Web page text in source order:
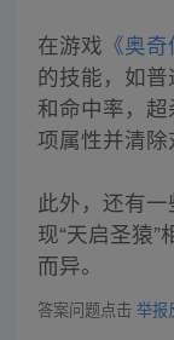
在游戏 《奥奇
的技能，如普
和命中率，超
项属性并清除
此外，还有
现“天启圣猿
而异。
答案问题点击 举报